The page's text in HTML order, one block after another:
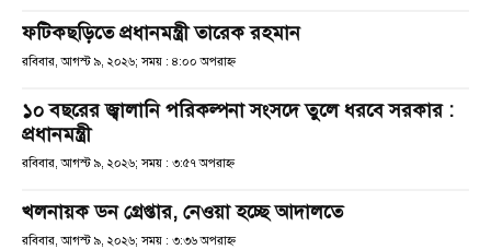
ফটিকছড়িতে প্রধানমন্ত্রী তারেক রহমান
রবিবার, আগস্ট ৯, ২০২৬; সময় : ৪:০০ অপরাহ্ণ
১০ বছরের জ্বালানি পরিকল্পনা সংসদে তুলে ধরবে সরকার :
প্রধানমন্ত্রী
রবিবার, আগস্ট ৯, ২০২৬; সময় : ৩:৫৭ অপরাহ্ণ
খলনায়ক ডন গ্রেপ্তার, নেওয়া হচ্ছে আদালতে
রবিবার, আগস্ট ৯, ২০২৬; সময় : ৩:৩৬ অপরাহ্ণ